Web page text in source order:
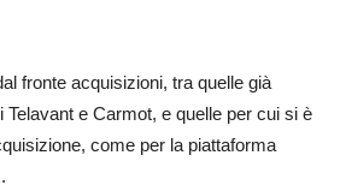
fronte acquisizioni, tra quelle già
e Carmot, e quelle per cui si è
come per la piattaforma